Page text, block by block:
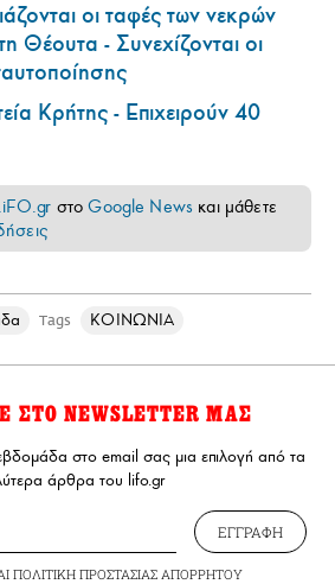
οι ταφές των νεκρών
Θέουτα - Συνεχίζονται οι
Κρήτης - Επιχειρούν 40
στοGoogle News και μάθετε
Tags ΚΟΙΝΩΝΙΑ
ΣΤΟ NEWSLETTER ΜΑΣ
στο email σας μια επιλογή από τα
άρθρα του lifo.gr
ΕΓΓΡΑΦΗ
ΠΟΛΙΤΙΚΗ ΠΡΟΣΤΑΣΙΑΣ ΑΠΟΡΡΗΤΟΥ